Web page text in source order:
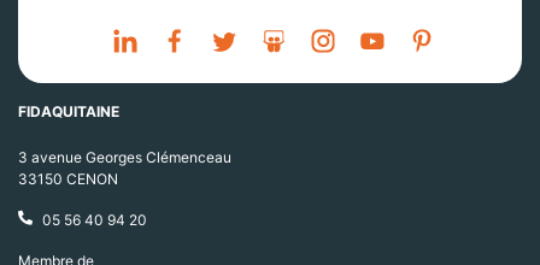
FIDAQUITAINE
3 avenue Georges Clémenceau
33150 CENON
05 56 40 94 20
Membre de